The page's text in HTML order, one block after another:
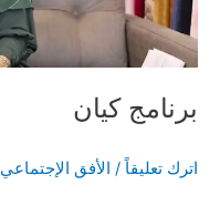
العماني
برنامج كيان
اترك تعليقاً / الأفق الإجتماعي